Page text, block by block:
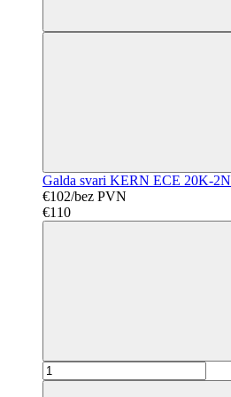
Galda svari KERN ECE 20K-2N
€102/bez PVN
€110